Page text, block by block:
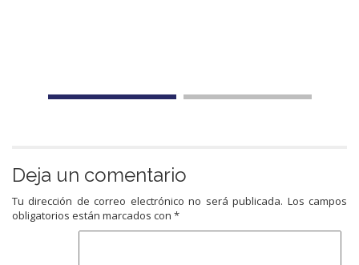
Deja un comentario
Tu dirección de correo electrónico no será publicada. Los campos
obligatorios están marcados con *